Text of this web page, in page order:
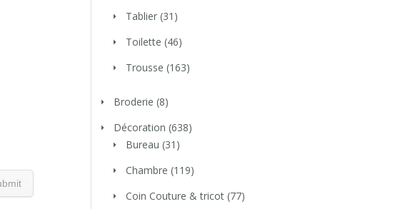
Tablier (31)
Toilette (46)
Trousse (163)
Broderie (8)
Décoration (638)
Bureau (31)
Chambre (119)
Coin Couture & tricot (77)